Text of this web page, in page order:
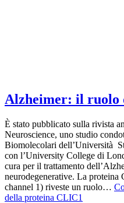
Alzheimer: il ruolo
È stato pubblicato sulla rivista
Neuroscience, uno studio
Biomolecolari dell’Università
con l’University College di
cura per il trattamento
neurodegenerative. La
channel 1) riveste un ruolo…
della proteina CLIC1